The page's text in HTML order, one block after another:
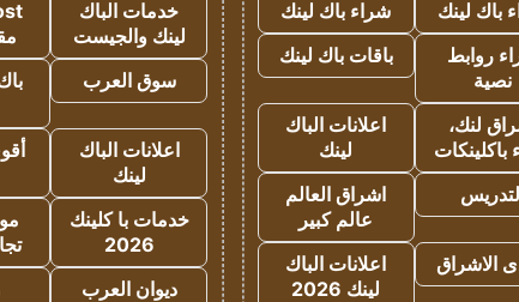
باك لينك
شراء باك لينك
روابط
نصية
باقات باك لينك
لنك،
باكلينكات
اعلانات الباك
لينك
اشراق العالم
عالم كبير
الاشراق
اعلانات الباك
لينك 2026
خدمات الباك
لينك والجيست
سوق العرب
اعلانات الباك
لينك
خدمات با كلينك
2026
ديوان العرب